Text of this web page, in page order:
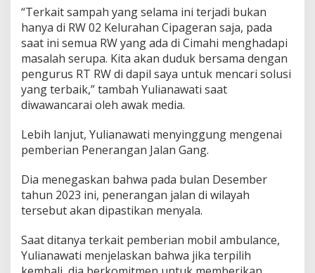
l
S
a
t
u
“Terkait sampah yang selama ini terjadi bukan
hanya di RW 02 Kelurahan Cipageran saja, pada
saat ini semua RW yang ada di Cimahi menghadapi
masalah serupa. Kita akan duduk bersama dengan
pengurus RT RW di dapil saya untuk mencari solusi
yang terbaik,” tambah Yulianawati saat
diwawancarai oleh awak media.
Lebih lanjut, Yulianawati menyinggung mengenai
pemberian Penerangan Jalan Gang.
Dia menegaskan bahwa pada bulan Desember
tahun 2023 ini, penerangan jalan di wilayah
tersebut akan dipastikan menyala.
Saat ditanya terkait pemberian mobil ambulance,
Yulianawati menjelaskan bahwa jika terpilih